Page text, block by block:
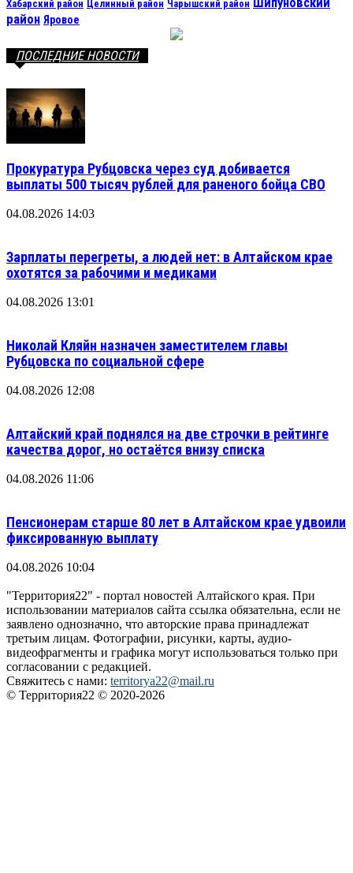
Хабарский район Целинный район Чарышский район
район Яровое
ПОСЛЕДНИЕ НОВОСТИ
Прокуратура Рубцовска через суд добивается
выплаты 500 тысяч рублей для раненого бойца СВО
04.08.2026 14:03
Зарплаты перегреты, а людей нет: в Алтайском крае
охотятся за рабочими и медиками
04.08.2026 13:01
Николай Кляйн назначен заместителем главы
Рубцовска по социальной сфере
04.08.2026 12:08
Алтайский край поднялся на две строчки в рейтинге
качества дорог, но остаётся внизу списка
04.08.2026 11:06
Пенсионерам старше 80 лет в Алтайском крае удвоили
фиксированную выплату
04.08.2026 10:04
"Территория22" - портал новостей Алтайского края. При
использовании материалов сайта ссылка обязательна, если не
заявлено однозначно, что авторские права принадлежат
третьим лицам. Фотографии, рисунки, карты, аудио-
видеофрагменты и графика могут использоваться только при
согласовании с редакцией.
Свяжитесь с нами: territorya22@mail.ru
© Территория22 © 2020-2026